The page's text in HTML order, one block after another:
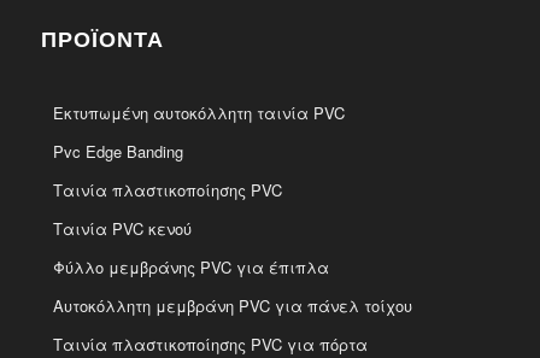
ΠΡΟΪΌΝΤΑ
Εκτυπωμένη αυτοκόλλητη ταινία PVC
Pvc Edge Banding
Ταινία πλαστικοποίησης PVC
Ταινία PVC κενού
Φύλλο μεμβράνης PVC για έπιπλα
Αυτοκόλλητη μεμβράνη PVC για πάνελ τοίχου
Ταινία πλαστικοποίησης PVC για πόρτα